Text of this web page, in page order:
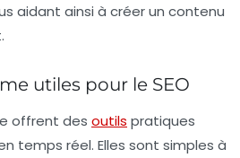
aidant ainsi à créer un contenu
utiles pour le SEO
offrent des outils pratiques
temps réel. Elles sont simples à